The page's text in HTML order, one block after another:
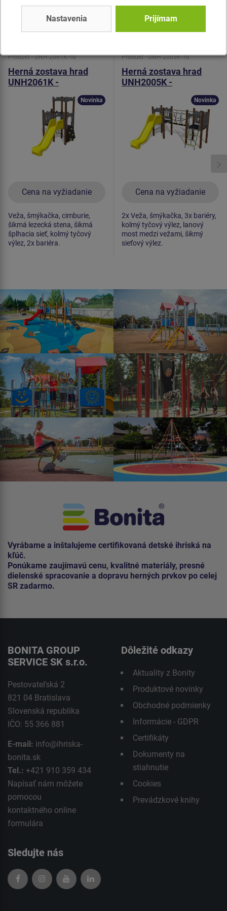
Podobnýtovar
Produkt - UNH-2061K-10
Herná zostava hrad
UNH2061K -
Cena na vyžiadanie
Novinka
Veža, šmýkačka, cimburie,
šikmá lezecká stena, šikmá
šplhacia sieť, kolmý tyčový
výlez, 2x bariéra.
Produkt - UNH-2005K-10
Herná zostava hrad
UNH2005K -
Cena na vyžiadanie
Novinka
2x Veža, šmýkačka, 3x bariéry,
kolmý tyčový výlez, lanový
most medzi vežami, šikmý
sieťový výlez.
Vyrábame a inštalujeme certifikovaná detské ihriská na
kľúč.
Ponúkame zaujímavú cenu, kvalitné materiály, presné
dielenské spracovanie a dopravu herných prvkov po celej
SR zadarmo.
BONITA GROUP
SERVICE SK s.r.o.
Pestovateľská 2
821 04 Bratislava
Slovenská republika
IČO: 55 366 881
E-mail: info@ihriska-
bonita.sk
Tel.: +421 910 359 434
Napísať nám môžete
pomocou
kontaktného online
formulára
Dôležité odkazy
Aktuality z Bonity
Produktové novinky
Obchodné podmienky
Informácie - GDPR
Certifikáty
Dokumenty na
stiahnutie
Cookies
Prevádzkové knihy
Sledujte nás
Nastavenia Prijímam